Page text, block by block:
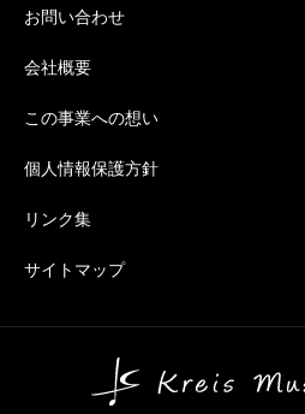
お問い合わせ
会社概要
この事業への想い
個人情報保護方針
リンク集
サイトマップ